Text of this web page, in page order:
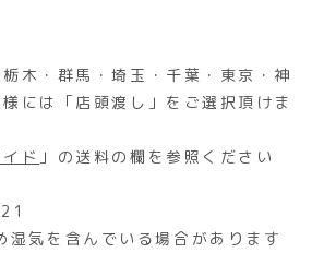
木・群馬・埼玉・千葉・東京・神
には「店頭渡し」をご選択頂けま
ド 」の送料の欄を参照ください
湿気を含んでいる場合があります